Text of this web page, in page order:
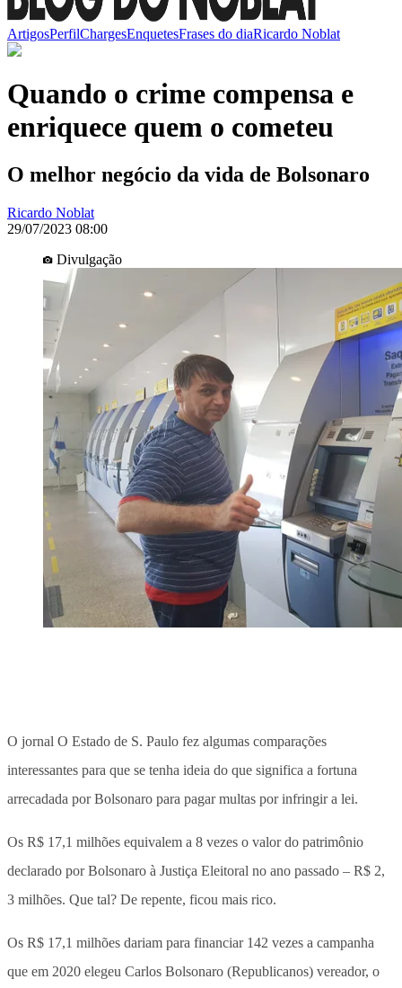
ArtigosPerfilChargesEnquetesFrases do diaRicardo Noblat
Quando o crime compensa e
enriquece quem o cometeu
O melhor negócio da vida de Bolsonaro
Ricardo Noblat
29/07/2023 08:00
Divulgação
O jornal O Estado de S. Paulo fez algumas comparações
interessantes para que se tenha ideia do que significa a fortuna
arrecadada por Bolsonaro para pagar multas por infringir a lei.
Os R$ 17,1 milhões equivalem a 8 vezes o valor do patrimônio
declarado por Bolsonaro à Justiça Eleitoral no ano passado – R$ 2,
3 milhões. Que tal? De repente, ficou mais rico.
Os R$ 17,1 milhões dariam para financiar 142 vezes a campanha
que em 2020 elegeu Carlos Bolsonaro (Republicanos) vereador, o